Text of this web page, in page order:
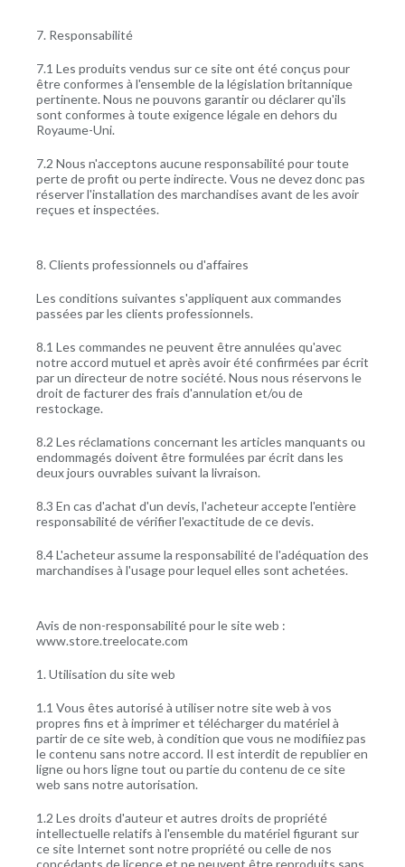
7. Responsabilité
7.1 Les produits vendus sur ce site ont été conçus pour
être conformes à l'ensemble de la législation britannique
pertinente. Nous ne pouvons garantir ou déclarer qu'ils
sont conformes à toute exigence légale en dehors du
Royaume-Uni.
7.2 Nous n'acceptons aucune responsabilité pour toute
perte de profit ou perte indirecte. Vous ne devez donc pas
réserver l'installation des marchandises avant de les avoir
reçues et inspectées.
8. Clients professionnels ou d'affaires
Les conditions suivantes s'appliquent aux commandes
passées par les clients professionnels.
8.1 Les commandes ne peuvent être annulées qu'avec
notre accord mutuel et après avoir été confirmées par écrit
par un directeur de notre société. Nous nous réservons le
droit de facturer des frais d'annulation et/ou de
restockage.
8.2 Les réclamations concernant les articles manquants ou
endommagés doivent être formulées par écrit dans les
deux jours ouvrables suivant la livraison.
8.3 En cas d'achat d'un devis, l'acheteur accepte l'entière
responsabilité de vérifier l'exactitude de ce devis.
8.4 L'acheteur assume la responsabilité de l'adéquation des
marchandises à l'usage pour lequel elles sont achetées.
Avis de non-responsabilité pour le site web :
www.store.treelocate.com
1. Utilisation du site web
1.1 Vous êtes autorisé à utiliser notre site web à vos
propres fins et à imprimer et télécharger du matériel à
partir de ce site web, à condition que vous ne modifiiez pas
le contenu sans notre accord. Il est interdit de republier en
ligne ou hors ligne tout ou partie du contenu de ce site
web sans notre autorisation.
1.2 Les droits d'auteur et autres droits de propriété
intellectuelle relatifs à l'ensemble du matériel figurant sur
ce site Internet sont notre propriété ou celle de nos
concédants de licence et ne peuvent être reproduits sans